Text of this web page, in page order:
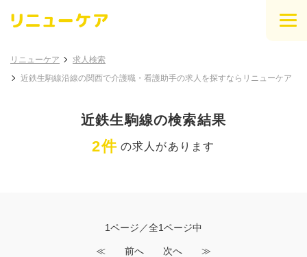
リニューケア
求人検索
近鉄生駒線沿線の関西で介護職・看護助手の求人を探すならリニューケア
近鉄生駒線の検索結果
2件 の求人があります
1ページ／全1ページ中
≪ 前へ 次へ ≫